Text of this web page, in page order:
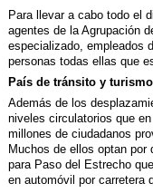
Para llevar a cabo todo el
agentes de la Agrupación
especializado, empleados
personas todas ellas que
País de tránsito y turismo
Además de los
niveles circulatorios que
millones de ciudadanos
Muchos de ellos optan por
para Paso del Estrecho
en automóvil por carretera